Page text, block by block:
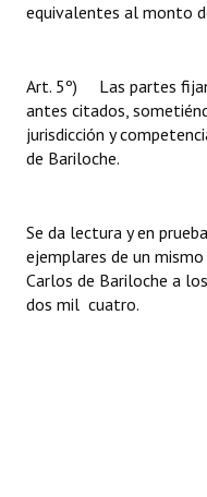
equivalentes al monto
Art. 5º) Las partes
antes citados,
jurisdicción y
de Bariloche.
Se da lectura y en
ejemplares de un
Carlos de Bariloche a
dos mil cuatro.